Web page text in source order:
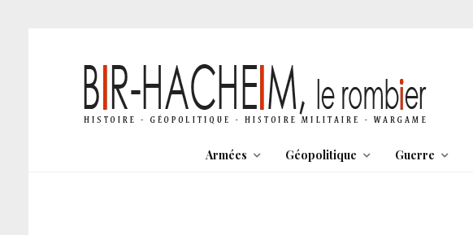
Armées Géopolitique Guerre